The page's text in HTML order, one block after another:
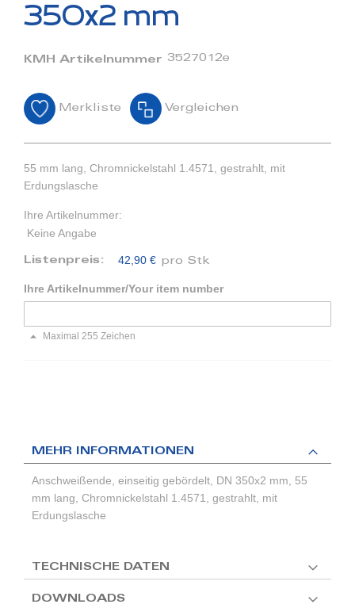
springen
350x2 mm
KMH Artikelnummer 3527012e
Merkliste Vergleichen
55 mm lang, Chromnickelstahl 1.4571, gestrahlt, mit
Erdungslasche
Ihre Artikelnummer:
Keine Angabe
Listenpreis: 42,90 € pro Stk
Ihre Artikelnummer/Your item number
Maximal 255 Zeichen
MEHR INFORMATIONEN
Anschweißende, einseitig gebördelt, DN 350x2 mm, 55
mm lang, Chromnickelstahl 1.4571, gestrahlt, mit
Erdungslasche
TECHNISCHE DATEN
DOWNLOADS